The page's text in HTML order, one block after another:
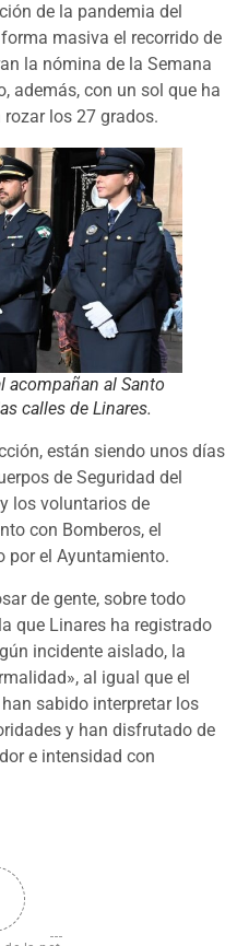
de la pandemia del
masiva el recorrido de
la nómina de la Semana
además, con un sol que ha
los 27 grados.
acompañan al Santo
calles de Linares.
están siendo unos días
de Seguridad del
los voluntarios de
con Bomberos, el
por el Ayuntamiento.
de gente, sobre todo
que Linares ha registrado
incidente aislado, la
al igual que el
sabido interpretar los
y han disfrutado de
e intensidad con